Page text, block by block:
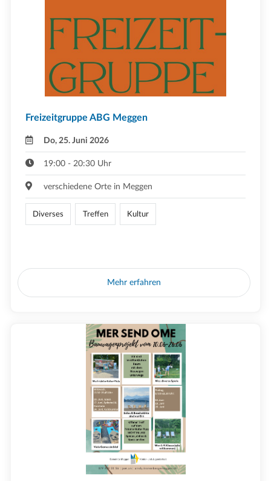
Freizeitgruppe ABG Meggen
Do, 25. Juni 2026
19:00 - 20:30 Uhr
verschiedene Orte in Meggen
Diverses Treffen Kultur
Mehr erfahren